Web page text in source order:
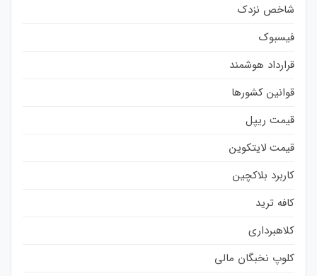
شاخص نزدک
فیسبوک
قرارداد هوشمند
قوانین کشورها
قیمت ریپل
قیمت لایتکوین
کاربرد بلاکچین
کافه ترید
کلاهبرداری
کلوپ نخبگان مالی